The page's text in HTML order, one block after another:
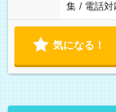
集 / 電話対
気になる！